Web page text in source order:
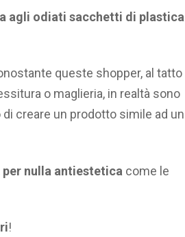
agli odiati sacchetti di plastica
queste shopper, al tatto
o maglieria, in realtà sono
creare un prodotto simile ad un
per nulla antiestetica come le
!